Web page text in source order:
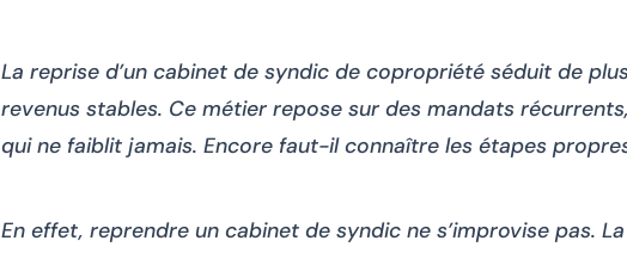
La reprise d’un cabinet de syndic de copropriété séduit de
revenus stables. Ce métier repose sur des mandats
qui ne faiblit jamais. Encore faut-il connaître les étapes
En effet, reprendre un cabinet de syndic ne s’improvise pas.